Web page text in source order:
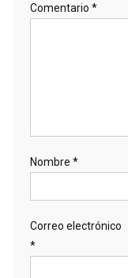
Comentario *
Nombre *
Correo electrónico
*